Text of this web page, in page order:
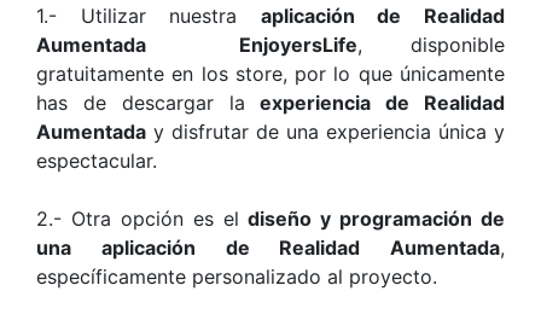
1.- Utilizar nuestra aplicación de Realidad
Aumentada EnjoyersLife, disponible
gratuitamente en los store, por lo que únicamente
has de descargar laexperiencia de Realidad
Aumentada y disfrutar de una experiencia única y
espectacular.
2.- Otra opción es eldiseño y programación de
una aplicación de Realidad Aumentada,
específicamente personalizado al proyecto.